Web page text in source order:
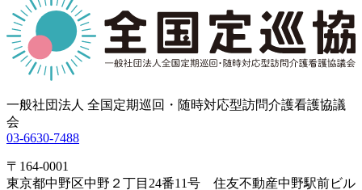
一般社団法人 全国定期巡回・随時対応型訪問介護看護協議
会
03-6630-7488
〒164-0001
東京都中野区中野２丁目24番11号 住友不動産中野駅前ビル